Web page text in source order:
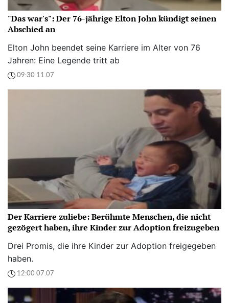
"Das war's": Der 76-jährige Elton John kündigt seinen
Abschied an
Elton John beendet seine Karriere im Alter von 76
Jahren: Eine Legende tritt ab
09:30 11.07
Der Karriere zuliebe: Berühmte Menschen, die nicht
gezögert haben, ihre Kinder zur Adoption freizugeben
Drei Promis, die ihre Kinder zur Adoption freigegeben
haben.
12:00 07.07